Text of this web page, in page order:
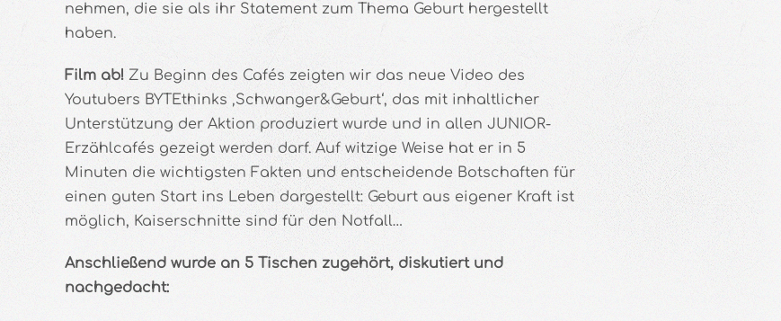
nehmen, die sie als ihr Statement zum Thema Geburt hergestellt
haben.
Film ab! Zu Beginn des Cafés zeigten wir das neue Video des
Youtubers BYTEthinks ‚Schwanger&Geburt‘, das mit inhaltlicher
Unterstützung der Aktion produziert wurde und in allen JUNIOR-
Erzählcafés gezeigt werden darf. Auf witzige Weise hat er in 5
Minuten die wichtigsten Fakten und entscheidende Botschaften für
einen guten Start ins Leben dargestellt: Geburt aus eigener Kraft ist
möglich, Kaiserschnitte sind für den Notfall…
Anschließend wurde an 5 Tischen zugehört, diskutiert und
nachgedacht: